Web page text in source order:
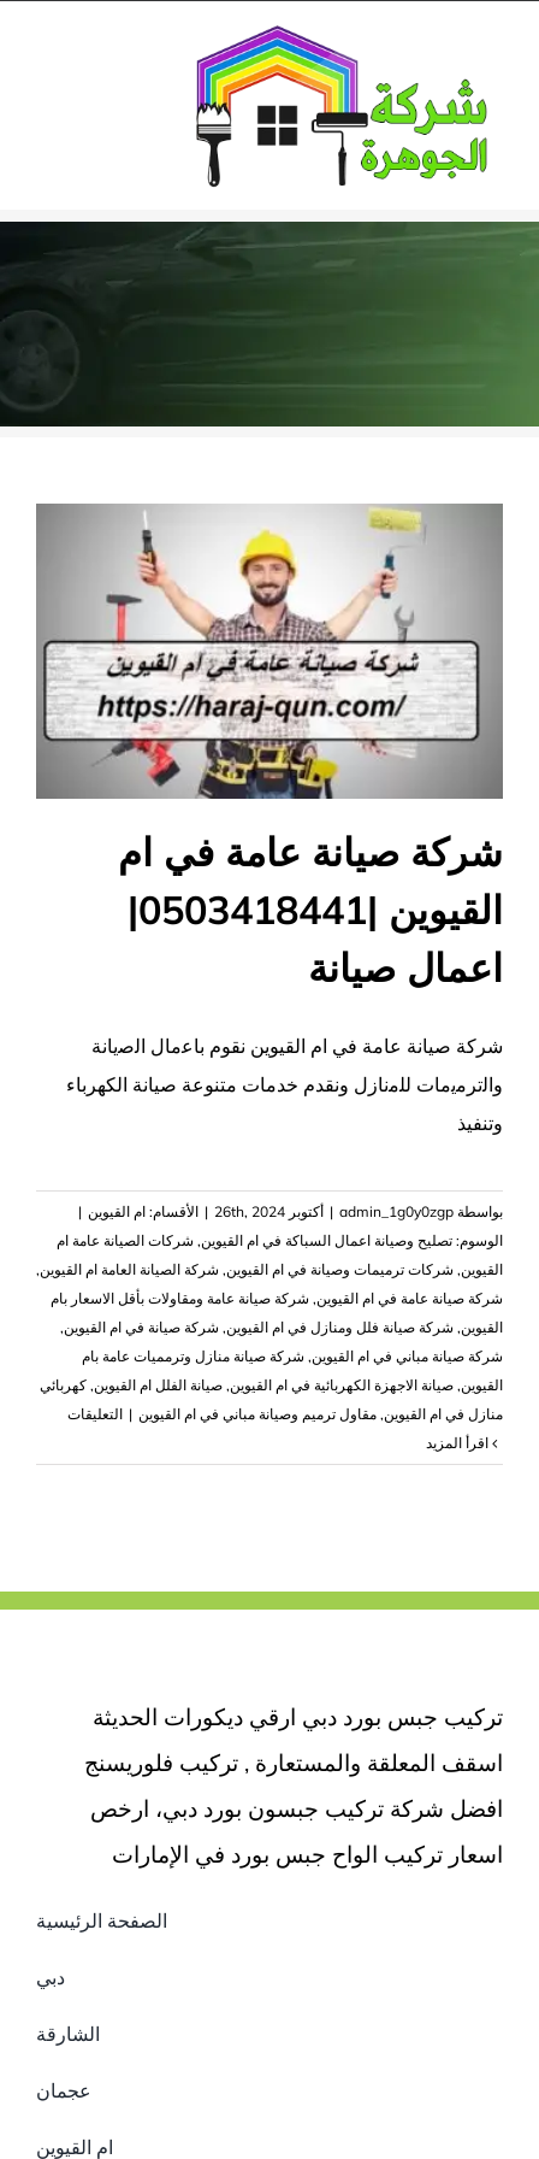
content
شركة صيانة عامة في ام
القيوين |0503418441|
اعمال صيانة
شركة صيانة عامة في ام القيوين نقوم ﺑﺎﻋﻣﺎل اﻟﺻﻳﺎﻧﺔ
واﻟﺗﺮﻣﻳﻣﺎت ﻟﻠﻣﻧﺎزل ونقدم خدمات متنوعة صيانة الكهرباء
وتنفيذ
بواسطة admin_1g0y0zgp
| أكتوبر 26th, 2024 | الأقسام: ام القيوين |
الوسوم: تصليح وصيانة اعمال السباكة في ام القيوين, شركات الصيانة عامة ام
القيوين, شركات ترميمات وصيانة في ام القيوين, شركة الصيانة العامة ام القيوين,
شركة صيانة عامة في ام القيوين, شركة صيانة عامة ومقاولات بأقل الاسعار بام
القيوين, شركة صيانة فلل ومنازل في ام القيوين, شركة صيانة في ام القيوين,
شركة صيانة مباني في ام القيوين, شركة صيانة منازل وترمميات عامة بام
القيوين, صيانة الاجهزة الكهربائية في ام القيوين, صيانة الفلل ام القيوين, كهربائي
منازل في ام القيوين, مقاول ترميم وصيانة مباني في ام القيوين | التعليقاتعلى
صيانة
تركيب جبس بورد دبي ارقي ديكورات الحديثة
اسقف المعلقة والمستعارة , تركيب فلوريسنج
افضل شركة تركيب جبسون بورد دبي، ارخص
اسعار تركيب الواح جبس بورد في الإمارات
الصفحة الرئيسية
دبي
الشارقة
عجمان
ام القيوين